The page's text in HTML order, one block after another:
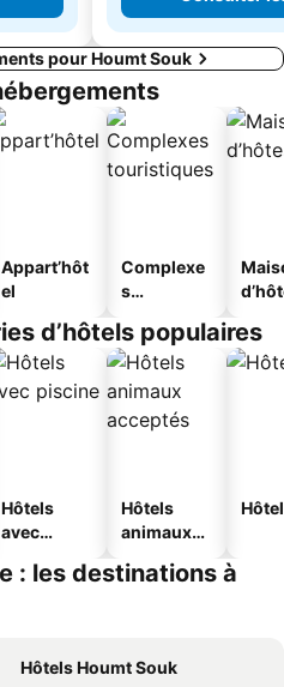
pour Houmt Souk
Appart’hôt
el
Complexe
s
s
d’hôtels populaires
Hôtels
avec
Hôtels
animaux
: les destinations à
Hôtels Houmt Souk